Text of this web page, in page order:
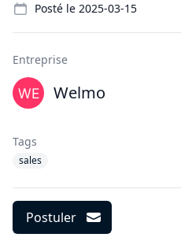
Posté le 2025-03-15
Entreprise
Welmo
Tags
sales
Postuler